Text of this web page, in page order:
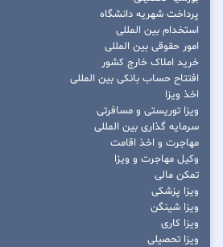
پرداخت شهریه دانشگاه
استخدام بین المللی
امور حقوقی بین المللی
خرید املاک خارج کشور
افتتاح حساب بانکی بین المللی
اخذ ویزا
ویزا توریستی و مسافرتی
سرمایه گذاری بین المللی
مهاجرت و اخذ اقامت
وکیل مهاجرت و ویزا
تمکن مالی
ویزا پزشکی
ویزا شینگن
ویزا کاری
ویزا تحصیلی